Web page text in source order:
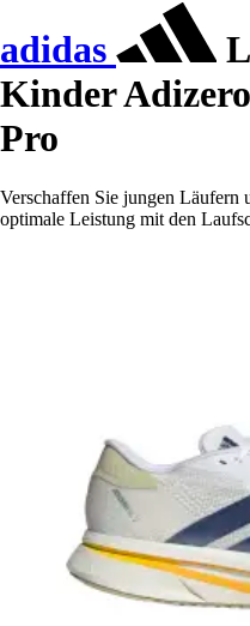
adidas
Kinder
Pro
Verschaffen Sie jungen
optimale Leistung mit den